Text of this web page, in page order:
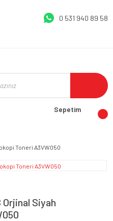
0 531 940 89 58
Sepetim
Siyah